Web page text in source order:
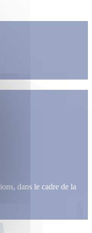
dans le cadre de la